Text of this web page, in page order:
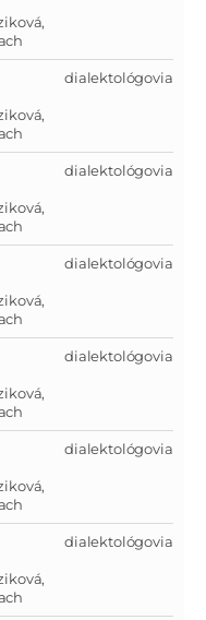
dialektológovia
dialektológovia
dialektológovia
dialektológovia
dialektológovia
dialektológovia